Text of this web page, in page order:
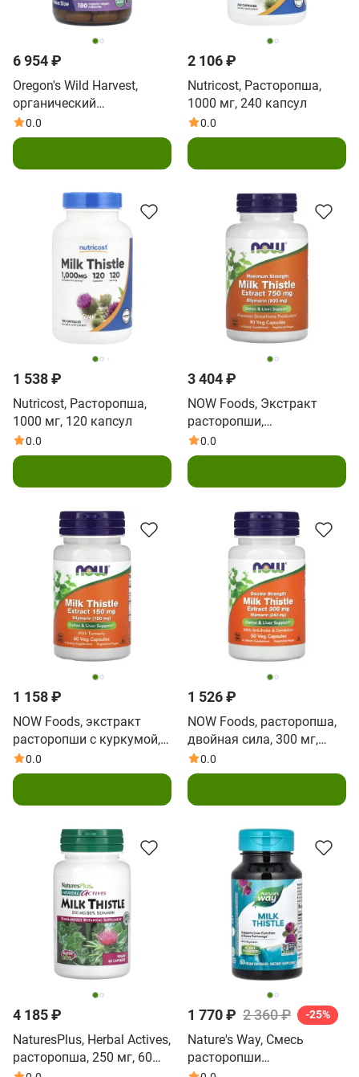
6 954 ₽
Oregon's Wild Harvest,
органический
расторопша, 180
органических веганских
0.0
2 106 ₽
Nutricost, Расторопша,
1000 мг, 240 капсул
0.0
1 538 ₽
Nutricost, Расторопша,
1000 мг, 120 капсул
0.0
3 404 ₽
NOW Foods, Экстракт
расторопши,
максимальная
эффективность, 750 мг,
0.0
1 158 ₽
NOW Foods, экстракт
расторопши с куркумой,
150 мг, 60 вегетарианских
капсул
0.0
1 526 ₽
NOW Foods, расторопша,
двойная сила, 300 мг,
50 растительных капсул
0.0
4 185 ₽
NaturesPlus, Herbal Actives,
расторопша, 250 мг, 60
1 770 ₽ 2 360 ₽ -25%
Nature's Way, Смесь
расторопши